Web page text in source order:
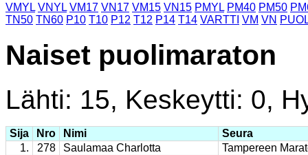
VMYL VNYL VM17 VN17 VM15 VN15 PMYL PM40 PM50
TN50 TN60 P10 T10 P12 T12 P14 T14 VARTTI VM VN
Naiset puolimaraton
Lähti: 15, Keskeytti: 0,
Sija Nro Nimi
Seura
1.
278 Saulamaa Charlotta
Tampereen